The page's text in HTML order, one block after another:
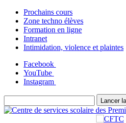
Prochains cours
Zone techno élèves
Formation en ligne
Intranet
Intimidation, violence et plaintes
Facebook
YouTube
Instagram
Lancer